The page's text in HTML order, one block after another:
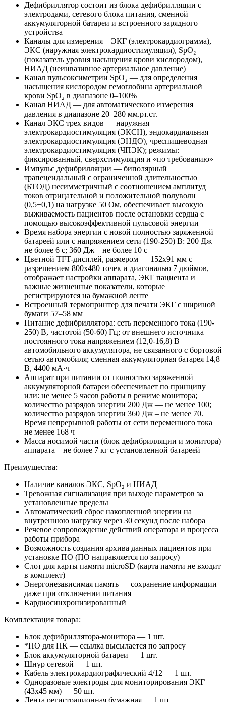
Дефибриллятор состоит из блока дефибрилляции с
электродами, сетевого блока питания, сменной
аккумуляторной батареи и встроенного зарядного
устройства
Каналы для измерения – ЭКГ (электрокардиограмма),
ЭКС (наружная электрокардиостимуляция), SpO₂
(показатель уровня насыщения крови кислородом),
НИАД (неинвазивное артериальное давление)
Канал пульсоксиметрии SpO₂ — для определения
насыщения кислородом гемоглобина артериальной
крови SpO₂ в диапазоне 0–100%
Канал НИАД — для автоматического измерения
давления в диапазоне 20–280 мм.рт.ст.
Канал ЭКС трех видов — наружная
электрокардиостимуляция (ЭКСН), эндокардиальная
электрокардиостимуляция (ЭНДО), чреспищеводная
электрокардиостимуляция (ЧПЭК); режимы:
фиксированный, сверхстимуляция и «по требованию»
Импульс дефибрилляции — биполярный
трапецеидальный с ограниченной длительностью
(БТОД) несимметричный с соотношением амплитуд
токов отрицательной и положительной полуволн
(0,5±0,1) на нагрузке 50 Ом, обеспечивает высокую
выживаемость пациентов после остановки сердца с
помощью высокоэффективной пульсовой энергии
Время набора энергии c новой полностью заряженной
батареей или с напряжением сети (190-250) В: 200 Дж –
не более 6 с; 360 Дж – не более 10 с
Цветной TFT-дисплей, размером — 152x91 мм с
разрешением 800x480 точек и диагональю 7 дюймов,
отображает настройки аппарата, ЭКГ пациента и
важные жизненные показатели, которые
регистрируются на бумажной ленте
Встроенный термопринтер для печати ЭКГ с шириной
бумаги 57–58 мм
Питание дефибриллятора: сеть переменного тока (190-
250) В, частотой (50-60) Гц; от внешнего источника
постоянного тока напряжением (12,0-16,8) В —
автомобильного аккумулятора, не связанного с бортовой
сетью автомобиля; сменная аккумуляторная батарея 14,8
В, 4400 мА·ч
Аппарат при питании от полностью заряженной
аккумуляторной батареи обеспечивает по принципу
или: не менее 5 часов работы в режиме монитора;
количество разрядов энергии 200 Дж — не менее 100;
количество разрядов энергии 360 Дж – не менее 70.
Время непрерывной работы от сети переменного тока
не менее 168 ч
Масса носимой части (блок дефибрилляции и монитора)
аппарата – не более 7 кг с установленной батареей
Преимущества:
Наличие каналов ЭКС, SpO₂ и НИАД
Тревожная сигнализация при выходе параметров за
установленные пределы
Автоматический сброс накопленной энергии на
внутреннюю нагрузку через 30 секунд после набора
Речевое сопровождение действий оператора и процесса
работы прибора
Возможность создания архива данных пациентов при
установке ПО (ПО направляется по запросу)
Слот для карты памяти microSD (карта памяти не входит
в комплект)
Энергонезависимая память — сохранение информации
даже при отключении питания
Кардиосинхронизированный
Комплектация товара:
Блок дефибриллятора-монитора — 1 шт.
*ПО для ПК — ссылка высылается по запросу
Блок аккумуляторной батареи — 1 шт.
Шнур сетевой — 1 шт.
Кабель электрокардиографический 4/12 — 1 шт.
Одноразовые электроды для мониторирования ЭКГ
(43x45 мм) — 50 шт.